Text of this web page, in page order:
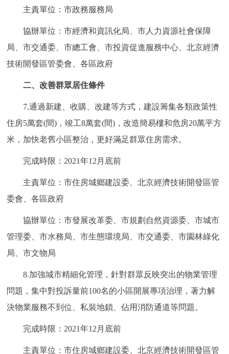
主責單位：市政務服務局
協辦單位：市經濟和資訊化局、市人力資源社會保障
局、市交通委、市總工會、市投資促進服務中心、北京經濟
技術開發區管委會、各區政府
二、改善群眾居住條件
7.通過新建、收購、改建等方式，建設籌集各類政策性
住房5萬套(間)，竣工8萬套(間)，改造簡易樓和危房20萬平方
米，加快老舊小區整治，更好滿足群眾住房需求。
完成時限：2021年12月底前
主責單位：市住房城鄉建設委、北京經濟技術開發區管
委會、各區政府
協辦單位：市發展改革委、市規劃自然資源委、市城市
管理委、市水務局、市生態環境局、市交通委、市園林綠化
局、市文物局
8.加強城市精細化管理，針對群眾反映突出的物業管理
問題，集中對投訴量前100名的小區開展專項治理，著力解
決物業服務不到位、私裝地鎖、佔用消防通道等問題。
完成時限：2021年12月底前
主責單位：市住房城鄉建設委、北京經濟技術開發區管